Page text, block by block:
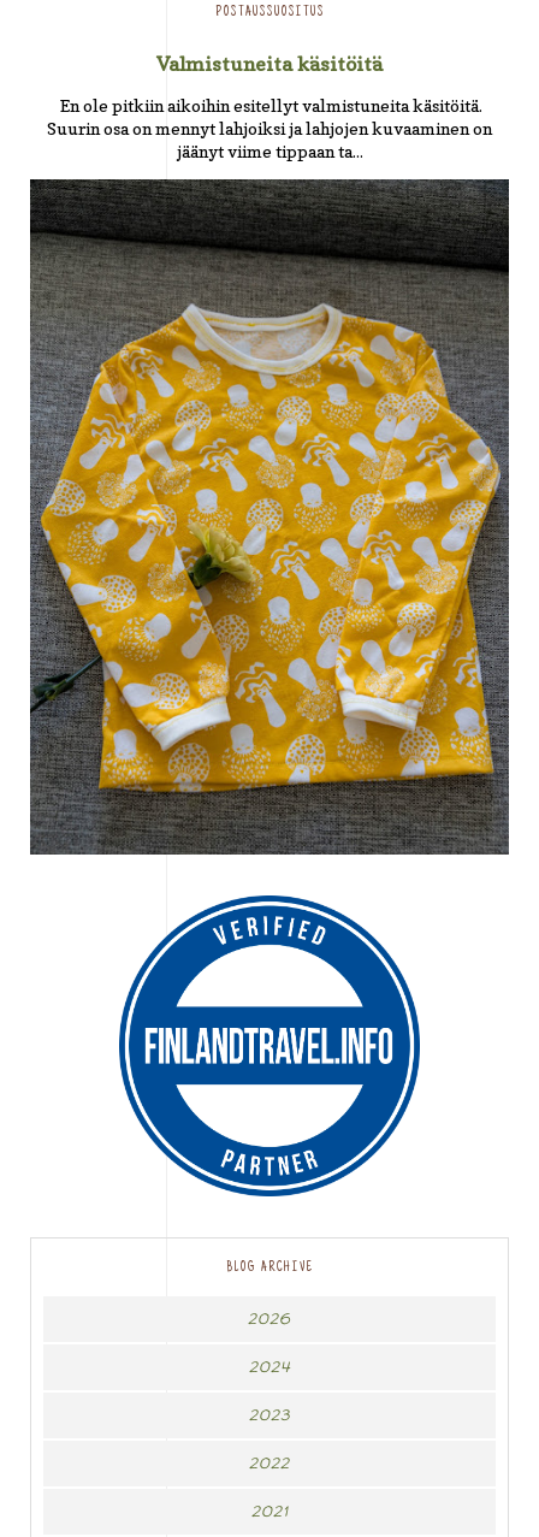
POSTAUSSUOSITUS
Valmistuneita käsitöitä
En ole pitkiin aikoihin esitellyt valmistuneita käsitöitä.
Suurin osa on mennyt lahjoiksi ja lahjojen kuvaaminen on
jäänyt viime tippaan ta...
BLOG ARCHIVE
2026
2024
2023
2022
2021